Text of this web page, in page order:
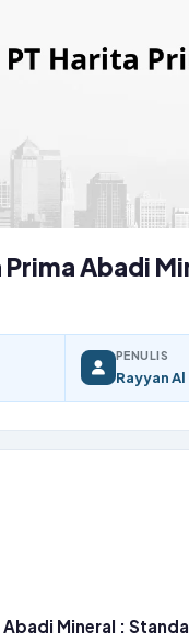
Prima Abadi
PENULIS
Rayyan
Mineral :